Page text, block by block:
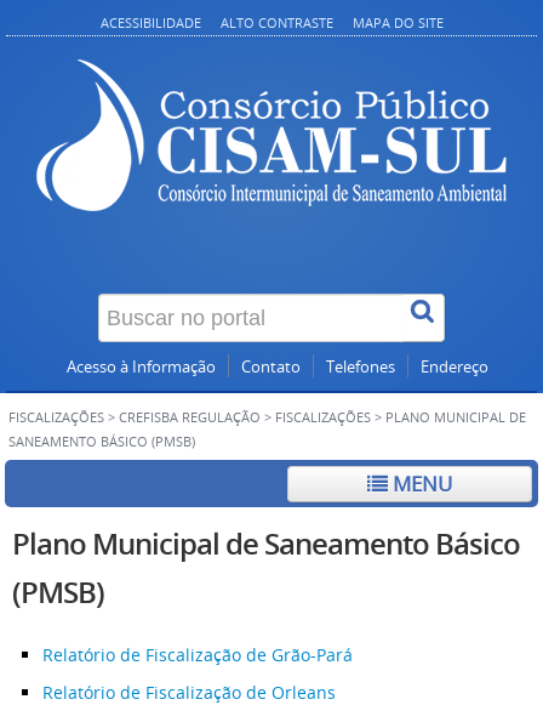
ACESSIBILIDADE ALTO CONTRASTE MAPA DO SITE
Acesso à Informação Contato Telefones Endereço
FISCALIZAÇÕES > CREFISBA REGULAÇÃO > FISCALIZAÇÕES > PLANO MUNICIPAL DE
SANEAMENTO BÁSICO (PMSB)
MENU
Plano Municipal de Saneamento Básico
(PMSB)
Relatório de Fiscalização de Grão-Pará
Relatório de Fiscalização de Orleans